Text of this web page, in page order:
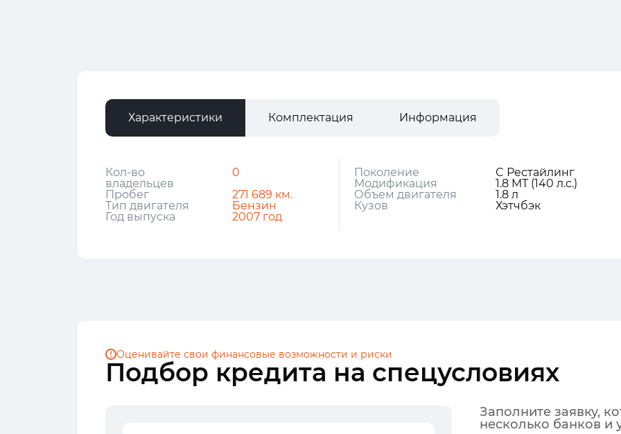
Характеристики Комплектация Информация
Кол-во
владельцев
0
Пробег
271 689 км.
Тип двигателя
Бензин
Год выпуска
2007 год
Поколение
C Рестайлинг
Модификация
1.8 MT (140 л.с.)
Объем двигателя
1.8 л
Кузов
Хэтчбэк
Подбор кредита на спецусловиях
Оценивайте свои финансовые возможности и риски
Заполните заявку,
несколько банков и